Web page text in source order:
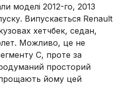
моделі 2012-го, 2013
Випускається Renault
хетчбек, седан,
Можливо, це не
С, проте за
просторий
йому цей